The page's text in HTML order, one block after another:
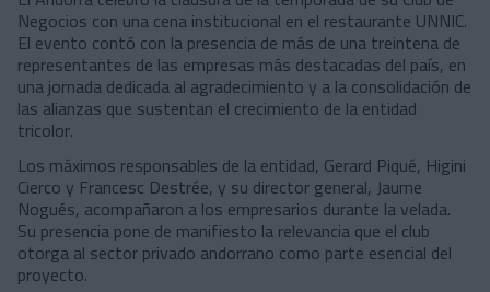
Negocios con una cena institucional en el restaurante UNNIC.
El evento contó con la presencia de más de una treintena de
representantes de las empresas más destacadas del país, en
una jornada dedicada al agradecimiento y a la consolidación de
las alianzas que sustentan el crecimiento de la entidad
tricolor.
Los máximos responsables de la entidad, Gerard Piqué, Higini
Cierco y Francesc Destrée, y su director general, Jaume
Nogués, acompañaron a los empresarios durante la velada.
Su presencia pone de manifiesto la relevancia que el club
otorga al sector privado andorrano como parte esencial del
proyecto.